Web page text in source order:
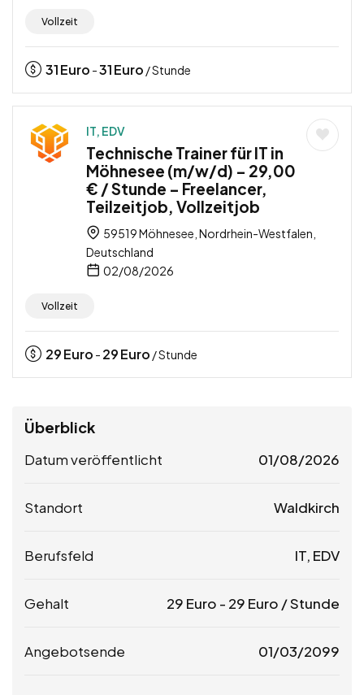
Vollzeit
31Euro -31Euro / Stunde
IT, EDV
Technische Trainer für IT in
Möhnesee (m/w/d) – 29,00
€ / Stunde – Freelancer,
Teilzeitjob, Vollzeitjob
59519 Möhnesee, Nordrhein-Westfalen,
Deutschland
02/08/2026
Vollzeit
29Euro - 29Euro / Stunde
Überblick
Datum veröffentlicht 01/08/2026
Standort Waldkirch
Berufsfeld IT, EDV
Gehalt 29 Euro - 29 Euro / Stunde
Angebotsende 01/03/2099